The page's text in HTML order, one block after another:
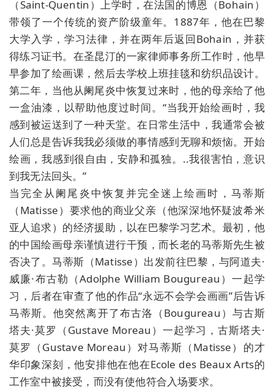
（Saint-Quentin）上学时，在法国的博恩（Bohain）
带领了一个传统的资产阶级童年。1887年，他在巴黎
大学入学，学习法律，并在两年后返回Bohain，并获
得练习证书。在圣昆汀的一家律师事务所工作时，他早
早参加了绘画课，然后去学校上班挂毯和纺织品设计。
第二年，当他从阑尾炎中恢复过来时，他的母亲给了他
一盒油漆，以帮助他度过时间。“当我开始绘画时，我
感到被运送到了一种天堂。在日常生活中，我通常会被
人们总是告诉我我必须做的事情感到无聊和烦恼。开始
绘画，我感到很自由，安静和孤独。..我很害怕，意识
到我无法回头。”
当完全从阑尾炎中恢复并完全迷上绘画时，马蒂斯
（Matisse）要求他的商业父亲（他深深地怀疑波希米
亚人追求）的经济援助，以在巴黎学习艺术。最初，他
的中国绘画母亲谨慎进行干预，而长老的马蒂斯先生被
否决了。马蒂斯（Matisse）出发前往巴黎，与阿道夫·
威廉·布古勒（Adolphe William Bougureau）一起学
习，后者在审查了他的作品“永远不会学会画画”后告诉
马蒂斯。他突然离开了布古洛（Bougureau）与古斯
塔夫·莫罗（Gustave Moreau）一起学习，古斯塔夫·
莫罗（Gustave Moreau）对马蒂斯（Matisse）的才
华印象深刻，他安排他在他在Ecole des Beaux Arts的
工作室中被接受，而没有使他符合入场要求。